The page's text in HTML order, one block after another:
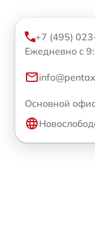
+7 (495)
Ежедневно с
Основной